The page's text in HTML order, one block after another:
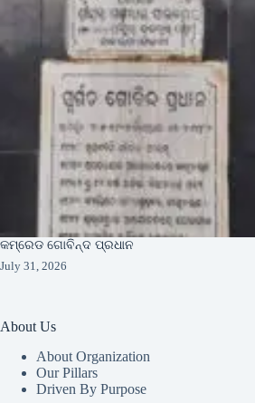
କମ୍ରେଡ ଗୋବିନ୍ଦ ପ୍ରଧାନ
July 31, 2026
About Us
About Organization
Our Pillars
Driven By Purpose​